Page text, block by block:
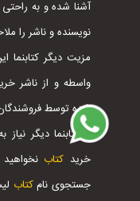
آشنا شده و به
نویسنده و ناشر را
مزیت دیگر کتابنما
واسطه و از ناشر
شده توسط
با کتابنما دیگر
خرید کتاب
جستجوی نامکتاب